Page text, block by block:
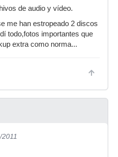
de audio y vídeo.
me han estropeado 2 discos
todo,fotos importantes que
extra como norma...